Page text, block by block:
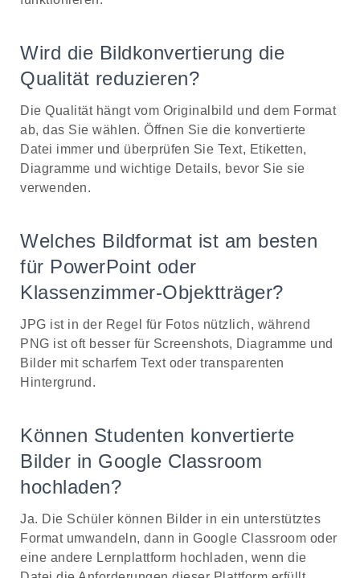
Wird die Bildkonvertierung die
Qualität reduzieren?
Die Qualität hängt vom Originalbild und dem Format
ab, das Sie wählen. Öffnen Sie die konvertierte
Datei immer und überprüfen Sie Text, Etiketten,
Diagramme und wichtige Details, bevor Sie sie
verwenden.
Welches Bildformat ist am besten
für PowerPoint oder
Klassenzimmer-Objektträger?
JPG ist in der Regel für Fotos nützlich, während
PNG ist oft besser für Screenshots, Diagramme und
Bilder mit scharfem Text oder transparenten
Hintergrund.
Können Studenten konvertierte
Bilder in Google Classroom
hochladen?
Ja. Die Schüler können Bilder in ein unterstütztes
Format umwandeln, dann in Google Classroom oder
eine andere Lernplattform hochladen, wenn die